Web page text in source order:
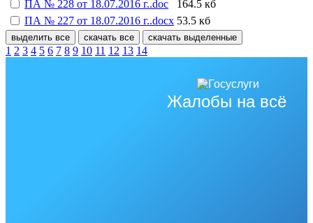
ПА № 228 от 18.07.2016 г..doc
164.5 кб
ПА № 227 от 18.07.2016 г..docx 53.5 кб
выделить все скачать все скачать выделенные
1 2 3 4 5 6 7 8 9 10 11 12 13 14
Жалобы на всё